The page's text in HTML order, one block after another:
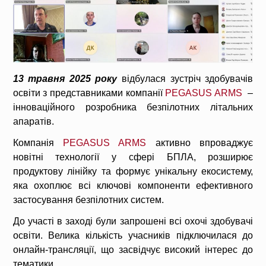
13 травня 2025 рокувідбулася зустріч здобувачів
освіти з представниками компанії PEGASUS ARMS –
інноваційного розробника безпілотних літальних
апаратів.
Компанія PEGASUS ARMS активно впроваджує
новітні технології у сфері БПЛА, розширює
продуктову лінійку та формує унікальну екосистему,
яка охоплює всі ключові компоненти ефективного
застосування безпілотних систем.
До участі в заході були запрошені всі охочі здобувачі
освіти. Велика кількість учасників підключилася до
онлайн-трансляції, що засвідчує високий інтерес до
тематики.